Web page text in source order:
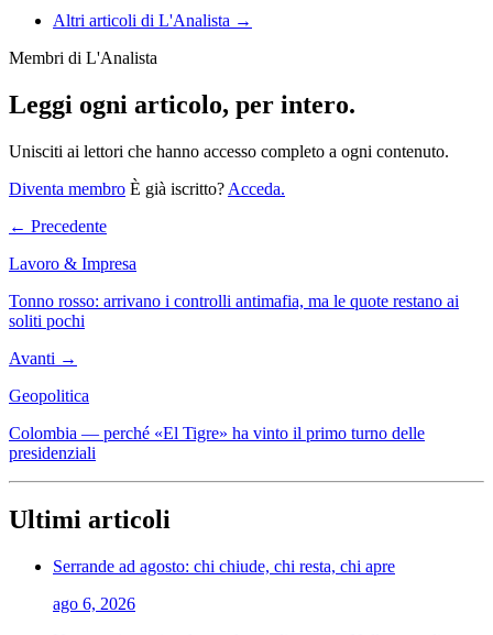
Altri articoli di L'Analista →
Membri di L'Analista
Leggi ogni articolo, per intero.
Unisciti ai lettori che hanno accesso completo a ogni contenuto.
Diventa membro È già iscritto? Acceda.
← Precedente
Lavoro & Impresa
Tonno rosso: arrivano i controlli antimafia, ma le quote restano ai
soliti pochi
Avanti →
Geopolitica
Colombia — perché «El Tigre» ha vinto il primo turno delle
presidenziali
Ultimi articoli
Serrande ad agosto: chi chiude, chi resta, chi apre
ago 6, 2026